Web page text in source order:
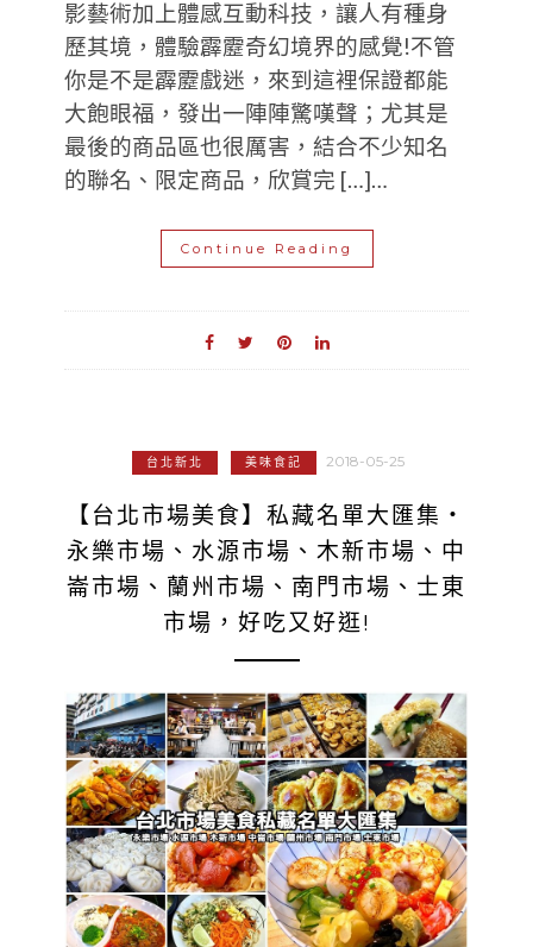
影藝術加上體感互動科技，讓人有種身
歷其境，體驗霹靂奇幻境界的感覺!不管
你是不是霹靂戲迷，來到這裡保證都能
大飽眼福，發出一陣陣驚嘆聲；尤其是
最後的商品區也很厲害，結合不少知名
的聯名、限定商品，欣賞完 […]…
Continue Reading
台北新北 美味食記 2018-05-25
【台北市場美食】私藏名單大匯集‧
永樂市場、水源市場、木新市場、中
崙市場、蘭州市場、南門市場、士東
市場，好吃又好逛!